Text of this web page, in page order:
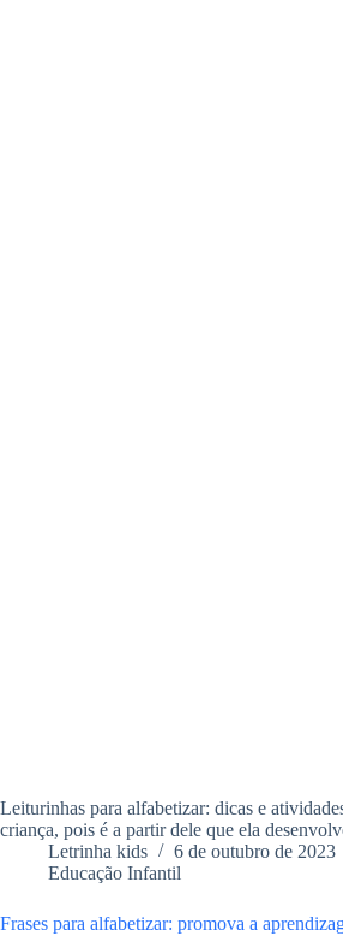
Leiturinhas para alfabetizar: dicas e
criança, pois é a partir dele que ela
Letrinha kids
6 de outubro de 2023
Educação Infantil
Frases para alfabetizar: promova a